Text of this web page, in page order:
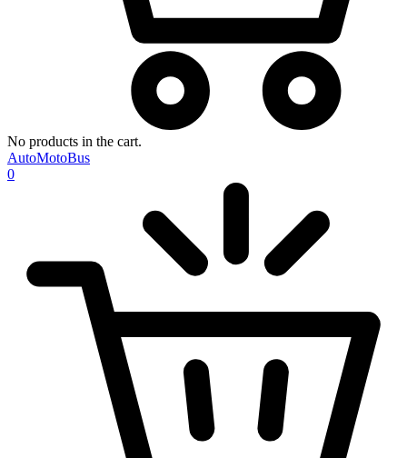
No products in the cart.
AutoMotoBus
0